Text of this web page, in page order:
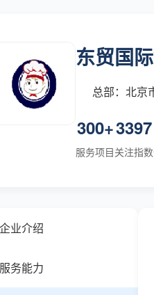
东贸国
总部：北京
300+
服务项目
3397
关注指数
企业介绍
服务能力